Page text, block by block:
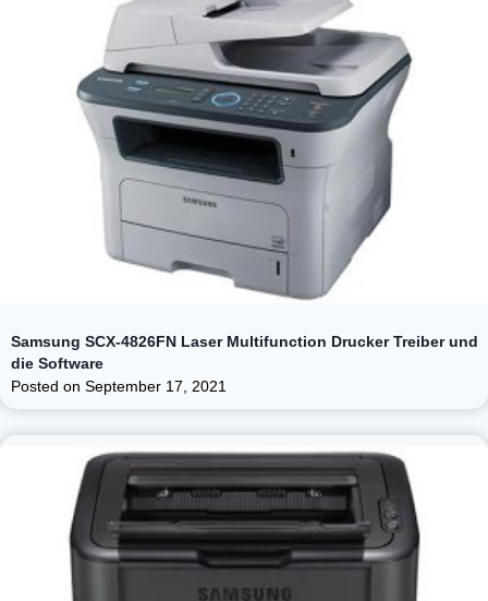
Samsung SCX-4826FN Laser Multifunction Drucker Treiber und
die Software
Posted on September 17, 2021